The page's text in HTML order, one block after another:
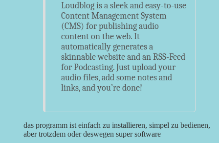
Loudblog is a sleek and easy-to-use
Content Management System
(CMS) for publishing audio
content on the web. It
automatically generates a
skinnable website and an RSS-Feed
for Podcasting. Just upload your
audio files, add some notes and
links, and you’re done!
das programm ist einfach zu installieren, simpel zu bedienen,
aber trotzdem oder deswegen super software